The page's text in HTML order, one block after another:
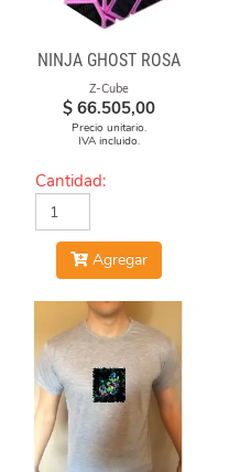
NINJA GHOST ROSA
Z-Cube
$ 66.505,00
Precio unitario.
IVA incluido.
Cantidad:
Agregar